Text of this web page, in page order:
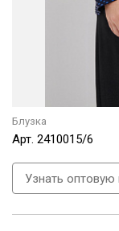
Блузка
Арт. 2410015/6
Узнать оптовую